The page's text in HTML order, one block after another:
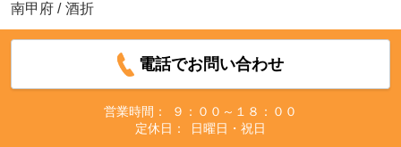
南甲府 / 酒折
電話でお問い合わせ
営業時間：
９：００～１８：００
定休日：
日曜日・祝日